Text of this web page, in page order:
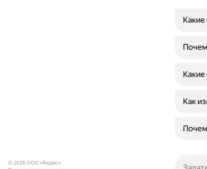
Как
© 2026 ООО «Яндекс»